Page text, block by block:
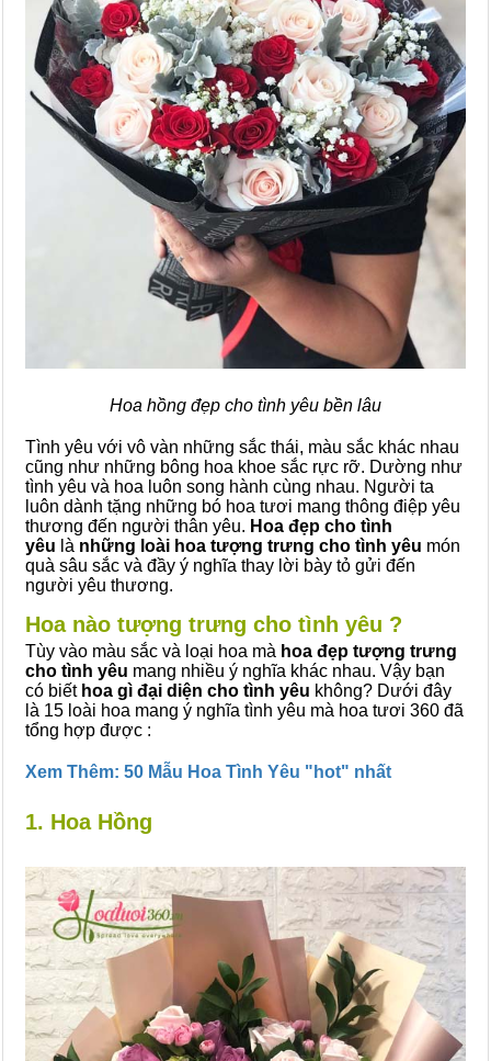
Hoa hồng đẹp cho tình yêu bền lâu
Tình yêu với vô vàn những sắc thái, màu sắc khác nhau
cũng như những bông hoa khoe sắc rực rỡ. Dường như
tình yêu và hoa luôn song hành cùng nhau. Người ta
luôn dành tặng những bó hoa tươi mang thông điệp yêu
thương đến người thân yêu. Hoa đẹp cho tình
yêu là những loài hoa tượng trưng cho tình yêu món
quà sâu sắc và đầy ý nghĩa thay lời bày tỏ gửi đến
người yêu thương.
Hoa nào tượng trưng cho tình yêu ?
Tùy vào màu sắc và loại hoa mà hoa đẹp tượng trưng
cho tình yêu mang nhiều ý nghĩa khác nhau. Vậy bạn
có biết hoa gì đại diện cho tình yêu không? Dưới đây
là 15 loài hoa mang ý nghĩa tình yêu mà hoa tươi 360 đã
tổng hợp được :
Xem Thêm: 50 Mẫu Hoa Tình Yêu "hot" nhất
1. Hoa Hồng